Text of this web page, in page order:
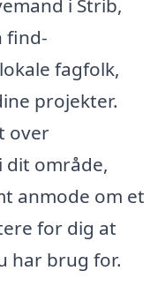
i Strib,
find-
fagfolk,
projekter.
over
område,
anmode om et
for dig at
har brug for.